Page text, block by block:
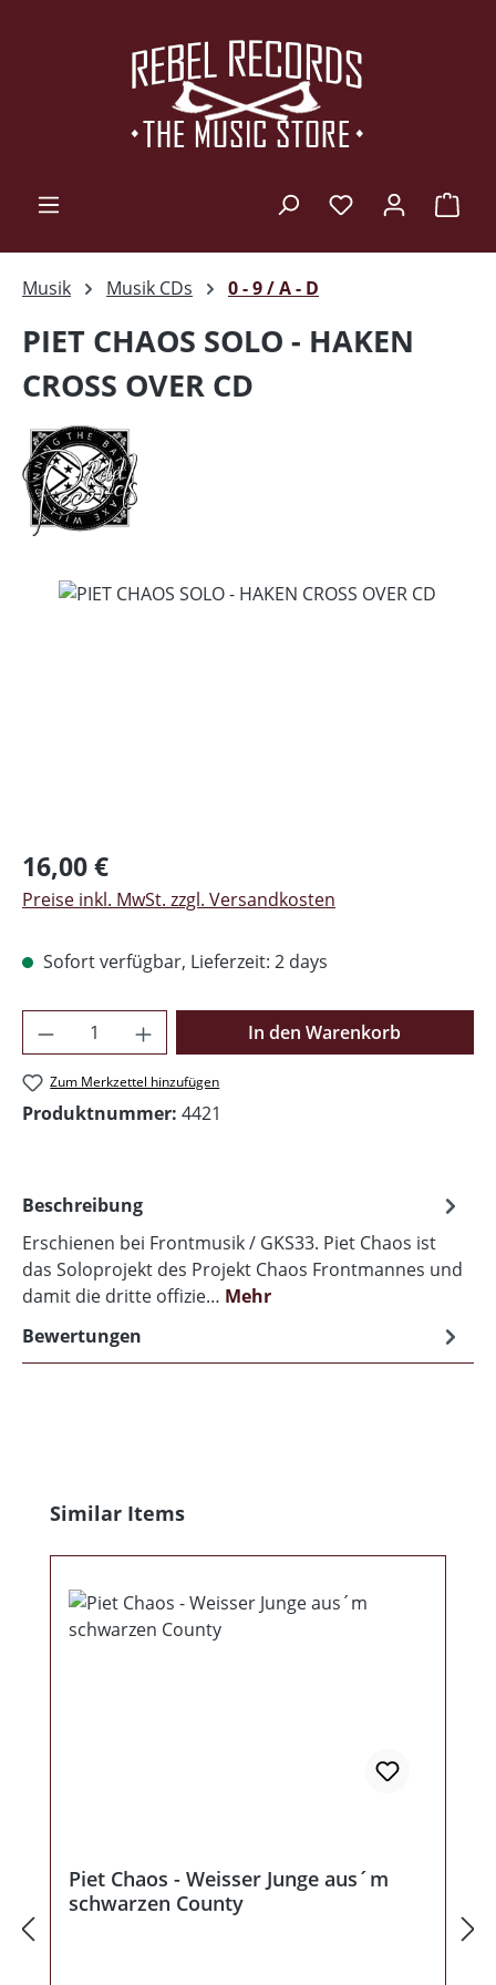
Musik Musik CDs 0 - 9 / A - D
PIET CHAOS SOLO - HAKEN
CROSS OVER CD
Bildergalerie überspringen
Regulärer Preis:
16,00 €
Preise inkl. MwSt. zzgl. Versandkosten
Sofort verfügbar, Lieferzeit: 2 days
Produkt Anzahl: Gib den gewünschten
In den Warenkorb
Zum Merkzettel hinzufügen
Produktnummer: 4421
Beschreibung
Erschienen bei Frontmusik / GKS33. Piet Chaos ist
das Soloprojekt des Projekt Chaos Frontmannes und
damit die dritte offizie… Mehr
Bewertungen
Produktgalerie überspringen
Similar Items
Piet Chaos - Weisser Junge aus´m
schwarzen County